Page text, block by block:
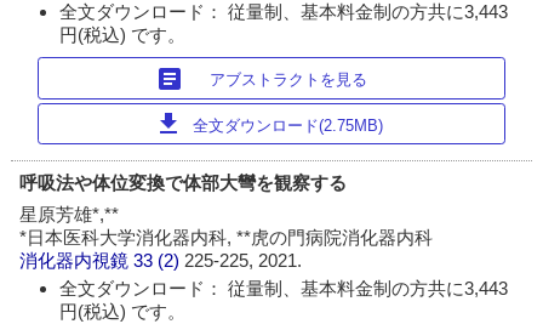
全文ダウンロード： 従量制、基本料金制の方共に3,443
円(税込) です。
article アブストラクトを見る
download 全文ダウンロード(2.75MB)
呼吸法や体位変換で体部大彎を観察する
星原芳雄*,**
*日本医科大学消化器内科, **虎の門病院消化器内科
消化器内視鏡 33 (2) 225-225, 2021.
全文ダウンロード： 従量制、基本料金制の方共に3,443
円(税込) です。